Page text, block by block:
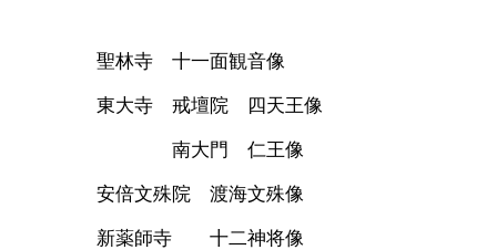
聖林寺 十一面観音像
東大寺 戒壇院 四天王像
南大門 仁王像
安倍文殊院 渡海文殊像
新薬師寺 十二神将像